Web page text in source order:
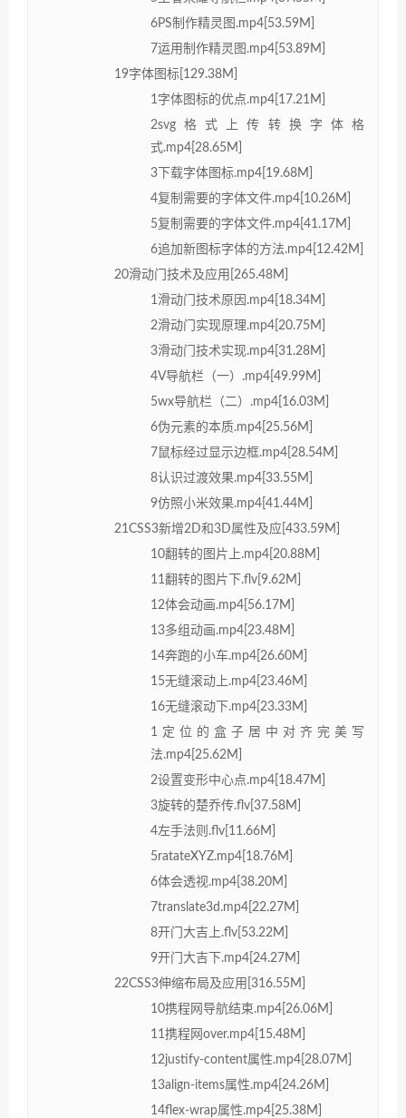
6PS制作精灵图.mp4[53.59M]
7运用制作精灵图.mp4[53.89M]
19字体图标[129.38M]
1字体图标的优点.mp4[17.21M]
2svg格式上传转换字体格
式.mp4[28.65M]
3下载字体图标.mp4[19.68M]
4复制需要的字体文件.mp4[10.26M]
5复制需要的字体文件.mp4[41.17M]
6追加新图标字体的方法.mp4[12.42M]
20滑动门技术及应用[265.48M]
1滑动门技术原因.mp4[18.34M]
2滑动门实现原理.mp4[20.75M]
3滑动门技术实现.mp4[31.28M]
4V导航栏（一）.mp4[49.99M]
5wx导航栏（二）.mp4[16.03M]
6伪元素的本质.mp4[25.56M]
7鼠标经过显示边框.mp4[28.54M]
8认识过渡效果.mp4[33.55M]
9仿照小米效果.mp4[41.44M]
21CSS3新增2D和3D属性及应[433.59M]
10翻转的图片上.mp4[20.88M]
11翻转的图片下.flv[9.62M]
12体会动画.mp4[56.17M]
13多组动画.mp4[23.48M]
14奔跑的小车.mp4[26.60M]
15无缝滚动上.mp4[23.46M]
16无缝滚动下.mp4[23.33M]
1定位的盒子居中对齐完美写
法.mp4[25.62M]
2设置变形中心点.mp4[18.47M]
3旋转的楚乔传.flv[37.58M]
4左手法则.flv[11.66M]
5ratateXYZ.mp4[18.76M]
6体会透视.mp4[38.20M]
7translate3d.mp4[22.27M]
8开门大吉上.flv[53.22M]
9开门大吉下.mp4[24.27M]
22CSS3伸缩布局及应用[316.55M]
10携程网导航结束.mp4[26.06M]
11携程网over.mp4[15.48M]
12justify-content属性.mp4[28.07M]
13align-items属性.mp4[24.26M]
14flex-wrap属性.mp4[25.38M]